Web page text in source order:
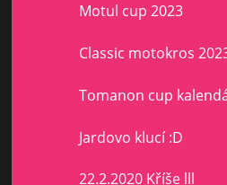
Motul cup 2023
Classic motokros
Tomanon cup
Jardovo klucí :D
22.2.2020 Kříše lll